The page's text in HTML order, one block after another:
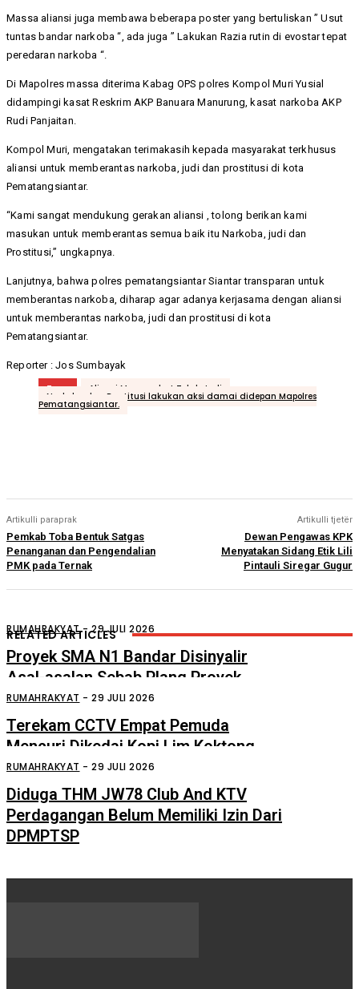
Massa aliansi juga membawa beberapa poster yang bertuliskan ” Usut
tuntas bandar narkoba “, ada juga ” Lakukan Razia rutin di evostar tepat
peredaran narkoba “.
Di Mapolres massa diterima Kabag OPS polres Kompol Muri Yusial
didampingi kasat Reskrim AKP Banuara Manurung, kasat narkoba AKP
Rudi Panjaitan.
Kompol Muri, mengatakan terimakasih kepada masyarakat terkhusus
aliansi untuk memberantas narkoba, judi dan prostitusi di kota
Pematangsiantar.
“Kami sangat mendukung gerakan aliansi , tolong berikan kami
masukan untuk memberantas semua baik itu Narkoba, judi dan
Prostitusi,” ungkapnya.
Lanjutnya, bahwa polres pematangsiantar Siantar transparan untuk
memberantas narkoba, diharap agar adanya kerjasama dengan aliansi
untuk memberantas narkoba, judi dan prostitusi di kota
Pematangsiantar.
Reporter : Jos Sumbayak
Tags
Aliansi Masyarakat Tolak Judi
Narkoba dan Prostitusi lakukan aksi damai didepan Mapolres
Pematangsiantar.
Artikulli paraprak
Pemkab Toba Bentuk Satgas
Penanganan dan Pengendalian
PMK pada Ternak
Artikulli tjetër
Dewan Pengawas KPK
Menyatakan Sidang Etik Lili
Pintauli Siregar Gugur
RELATED ARTICLES
RUMAHRAKYAT - 29 JULI 2026
Proyek SMA N1 Bandar Disinyalir
Asal-asalan Sebab Plang Proyek
Ditempel Tersembunyi
RUMAHRAKYAT - 29 JULI 2026
Terekam CCTV Empat Pemuda
Mencuri Dikedai Kopi Lim Koktong
Perdagangan
RUMAHRAKYAT - 29 JULI 2026
Diduga THM JW78 Club And KTV
Perdagangan Belum Memiliki Izin Dari
DPMPTSP